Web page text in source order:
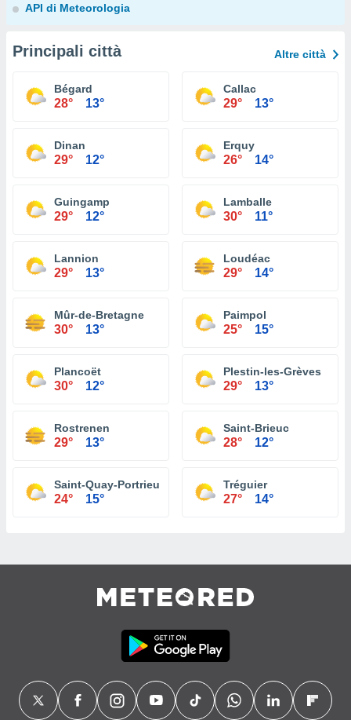
API di Meteorologia
Principali città Altre città
Bégard
28° 13°
Callac
29° 13°
Dinan
29° 12°
Erquy
26° 14°
Guingamp
29° 12°
Lamballe
30° 11°
Lannion
29° 13°
Loudéac
29° 14°
Mûr-de-Bretagne
30° 13°
Paimpol
25° 15°
Plancoët
30° 12°
Plestin-les-Grèves
29° 13°
Rostrenen
29° 13°
Saint-Brieuc
28° 12°
Saint-Quay-Portrieux
24° 15°
Tréguier
27° 14°